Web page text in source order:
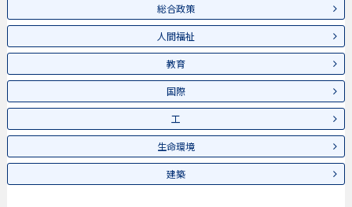
総合政策
人間福祉
教育
国際
工
生命環境
建築